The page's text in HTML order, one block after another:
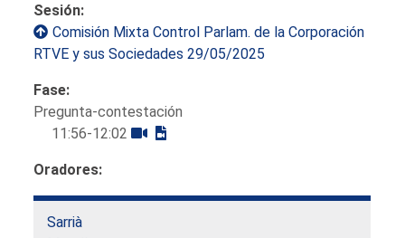
Sesión:
Comisión Mixta Control Parlam. de la Corporación
RTVE y sus Sociedades 29/05/2025
Fase:
Pregunta-contestación
11:56-12:02
Oradores:
Sarrià